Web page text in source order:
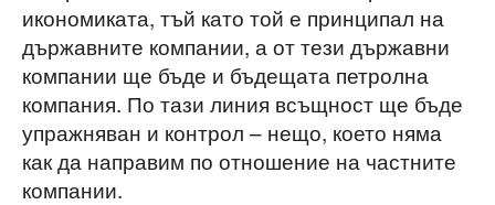
икономиката, тъй като той е принципал на
държавните компании, а от тези държавни
компании ще бъде и бъдещата петролна
компания. По тази линия всъщност ще бъде
упражняван и контрол – нещо, което няма
как да направим по отношение на частните
компании.